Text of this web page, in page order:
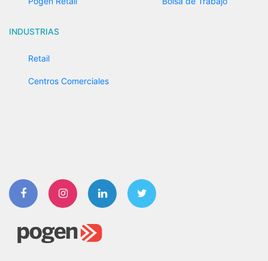
INDUSTRIAS
Retail
Centros Comerciales
InstagramLinkedin